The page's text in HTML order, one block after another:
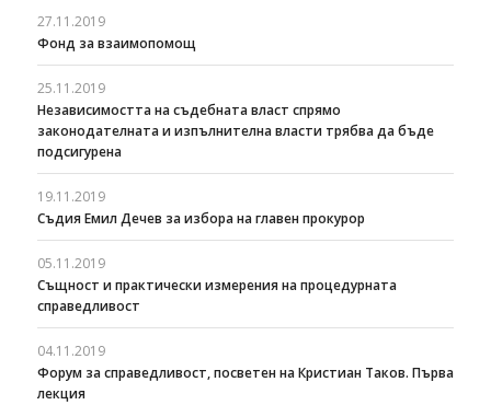
27.11.2019
Фонд за взаимопомощ
25.11.2019
Независимостта на съдебната власт спрямо
законодателната и изпълнителна власти трябва да бъде
подсигурена
19.11.2019
Съдия Емил Дечев за избора на главен прокурор
05.11.2019
Същност и практически измерения на процедурната
справедливост
04.11.2019
Форум за справедливост, посветен на Кристиан Таков. Първа
лекция